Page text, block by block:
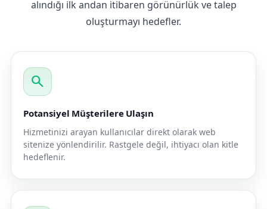
alındığı ilk andan itibaren görünürlük ve talep
oluşturmayı hedefler.
search
Potansiyel Müşterilere Ulaşın
Hizmetinizi arayan kullanıcılar direkt olarak web
sitenize yönlendirilir. Rastgele değil, ihtiyacı olan kitle
hedeflenir.